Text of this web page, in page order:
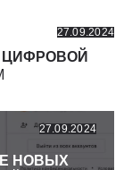
27.09.2024
ЦИФРОВОЙ
27.09.2024
НОВЫХ